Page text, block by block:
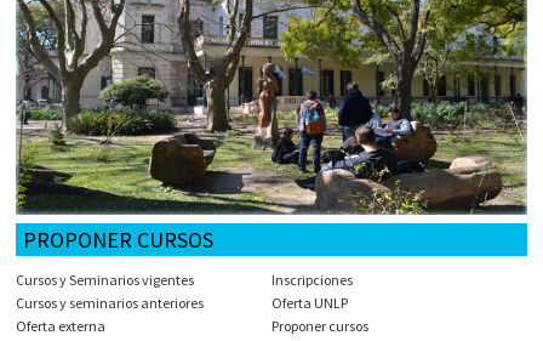
PROPONER CURSOS
Cursos y Seminarios vigentes
Inscripciones
Cursos y seminarios anteriores
Oferta UNLP
Oferta externa
Proponer cursos